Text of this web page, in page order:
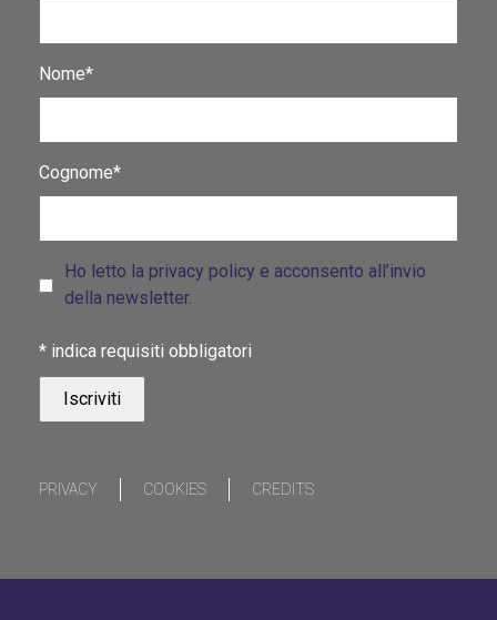
Nome*
Cognome*
Ho letto la privacy policy e acconsento all’invio
della newsletter.
* indica requisiti obbligatori
PRIVACY COOKIES CREDITS